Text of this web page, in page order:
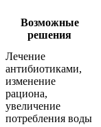
Возможные
решения
Лечение
антибиотиками,
изменение
рациона,
увеличение
потребления воды